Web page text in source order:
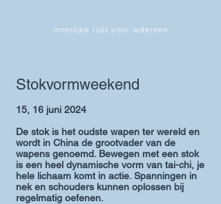
innerlijke rust voor iedereen
Stokvormweekend
15, 16 juni 2024
De stok is het oudste wapen ter wereld en
wordt in China de grootvader van de
wapens genoemd. Bewegen met een stok
is een heel dynamische vorm van tai-chi, je
hele lichaam komt in actie. Spanningen in
nek en schouders kunnen oplossen bij
regelmatig oefenen.